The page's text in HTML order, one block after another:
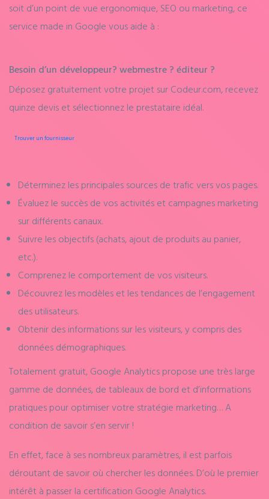
soit d’un point de vue ergonomique, SEO ou marketing, ce
service made in Google vous aide à :
Besoin d’un développeur? webmestre ? éditeur ?
Déposez gratuitement votre projet sur Codeur.com, recevez
quinze devis et sélectionnez le prestataire idéal.
Trouver un fournisseur
Déterminez les principales sources de trafic vers vos pages.
Évaluez le succès de vos activités et campagnes marketing
sur différents canaux.
Suivre les objectifs (achats, ajout de produits au panier,
etc.).
Comprenez le comportement de vos visiteurs.
Découvrez les modèles et les tendances de l’engagement
des utilisateurs.
Obtenir des informations sur les visiteurs, y compris des
données démographiques.
Totalement gratuit, Google Analytics propose une très large
gamme de données, de tableaux de bord et d’informations
pratiques pour optimiser votre stratégie marketing… A
condition de savoir s’en servir !
En effet, face à ses nombreux paramètres, il est parfois
déroutant de savoir où chercher les données. D’où le premier
intérêt à passer la certification Google Analytics.